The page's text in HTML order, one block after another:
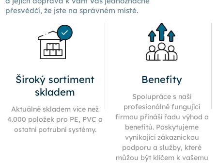
přesvědčí, že jste na správném místě.
Široký sortiment
skladem
Aktuálně skladem více než
4.000 položek pro PE, PVC a
ostatní potrubní systémy.
Benefity
Spolupráce s naší
profesionálně fungující
firmou přináší řadu výhod a
benefitů. Poskytujeme
vynikající zákaznickou
podporu a služby, které
můžou být klíčem k vašemu